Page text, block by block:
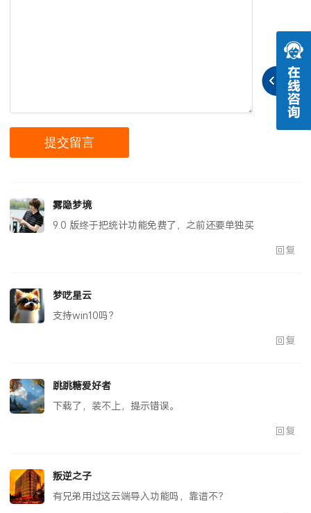
雾隐梦境
9.0 版终于把统计功能免费了，之前还要单独买
回复
梦呓星云
支持win10吗？
回复
跳跳糖爱好者
下载了，装不上，提示错误。
回复
叛逆之子
有兄弟用过这云端导入功能吗，靠谱不？